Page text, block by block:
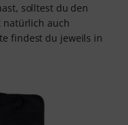
solltest du den
natürlich auch
findest du jeweils in